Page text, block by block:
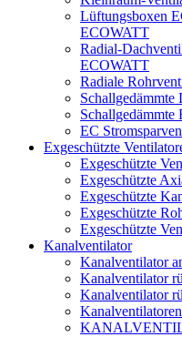
Lüftungsboxen
ECOWATT
Radial-
ECOWATT
Radiale
EC
Exgeschützte
Exgeschützte
Exgeschützte
Exgeschützte
Exgeschützte
Exgeschützte
Kanalventilator
Kanalventilator
Kanalventilator
Kanalventilator